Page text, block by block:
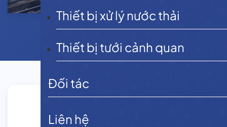
Thiết bị xử lý nước thải
Thiết bị tưới cảnh quan
Đối tác
Liên hệ